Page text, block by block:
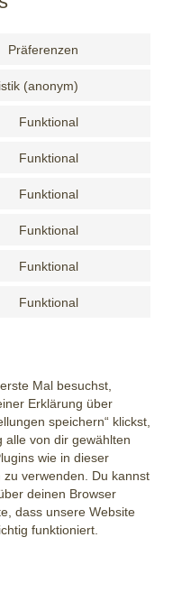
Präferenzen
(anonym)
Funktional
Funktional
Funktional
Funktional
Funktional
Funktional
Mal besuchst,
Erklärung über
speichern“ klickst,
alle von dir gewählten
wie in dieser
verwenden. Du kannst
deinen Browser
dass unsere Website
funktioniert.